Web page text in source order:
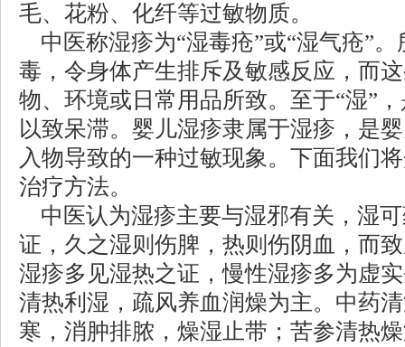
毛、花粉、化纤等过敏物质。
中医称湿疹为“湿毒疮”或“湿气疮”。
毒，令身体产生排斥及敏感反应，而
物、环境或日常用品所致。至于“湿”
以致呆滞。婴儿湿疹隶属于湿疹，是
入物导致的一种过敏现象。下面我们
治疗方法。
中医认为湿疹主要与湿邪有关，湿
证，久之湿则伤脾，热则伤阴血，而
湿疹多见湿热之证，慢性湿疹多为虚
清热利湿，疏风养血润燥为主。中药
寒，消肿排脓，燥湿止带；苦参清热